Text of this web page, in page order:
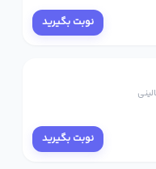
نوبت بگیرید
نوبت بگیرید